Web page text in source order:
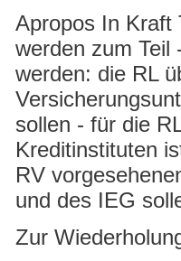
Apropos In Kraft
werden zum Teil
werden: die RL
sollen - für die
Kreditinstituten
RV
und des IEG
Zur